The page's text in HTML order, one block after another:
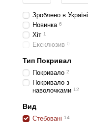
Зроблено в Україні
Новинка 6
Хіт 1
Ексклюзив 0
Тип Покривал
Покривало 2
Покривало з
наволочками 12
Вид
Стебовані 14